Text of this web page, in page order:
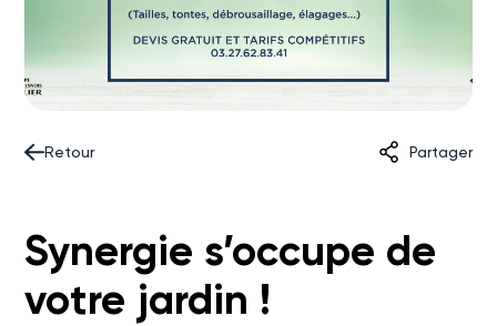
Retour Partager
Synergie s’occupe de
votre jardin !